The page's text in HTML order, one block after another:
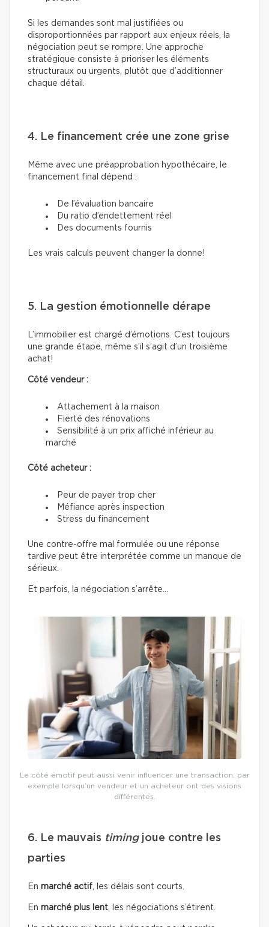
Si les demandes sont mal justifiées ou
disproportionnées par rapport aux enjeux réels, la
négociation peut se rompre. Une approche
stratégique consiste à prioriser les éléments
structuraux ou urgents, plutôt que d’additionner
chaque détail.
4. Le financement crée une zone grise
Même avec une préapprobation hypothécaire, le
financement final dépend :
De l’évaluation bancaire
Du ratio d’endettement réel
Des documents fournis
Les vrais calculs peuvent changer la donne!
5. La gestion émotionnelle dérape
L’immobilier est chargé d’émotions. C’est toujours
une grande étape, même s’il s’agit d’un troisième
achat!
Côté vendeur :
Attachement à la maison
Fierté des rénovations
Sensibilité à un prix affiché inférieur au
marché
Côté acheteur :
Peur de payer trop cher
Méfiance après inspection
Stress du financement
Une contre-offre mal formulée ou une réponse
tardive peut être interprétée comme un manque de
sérieux.
Et parfois, la négociation s’arrête…
Le côté émotif peut aussi venir influencer une transaction, par
exemple lorsqu’un vendeur et un acheteur ont des visions
différentes.
6. Le mauvais timingjoue contre les
parties
En marché actif, les délais sont courts.
En marché plus lent, les négociations s’étirent.